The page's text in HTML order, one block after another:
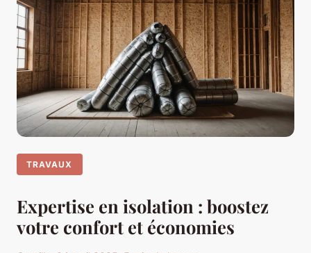
TRAVAUX
Expertise en isolation : boostez
votre confort et économies